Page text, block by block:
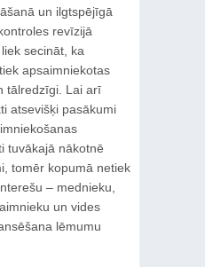
un ilgtspējīgā
revīzijā
secināt, ka
apsaimniekotas
tālredzīgi. Lai arī
atsevišķi pasākumi
tuvākajā nākotnē
tomēr kopumā netiek
– mednieku,
un vides
lēmumu